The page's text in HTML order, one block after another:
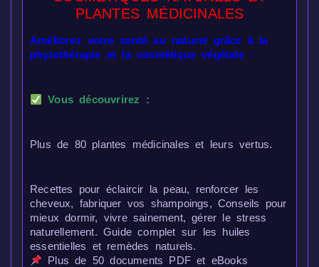
PLANTES MÉDICINALES
Améliorez votre santé au naturel grâce à la
phytothérapie et la cosmétique végétale :
Vous découvrirez :
Plus de 80 plantes médicinales et leurs vertus.
Recettes pour éclaircir la peau, renforcer les
cheveux, fabriquer vos shampoings, Conseils pour
mieux dormir, vivre sainement, gérer le stress
naturellement. Guide complet sur les huiles
essentielles et remèdes naturels.
Plus de 50 documents PDF et eBooks